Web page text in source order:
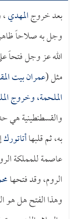
بعد خروجالمهدي
وجل به صلاحاً
الله عز وجل فتحاً
مثل (عمران بيت
الملحمة، وخروج
والقسطنطينية هي
به، ثم قلبهاأتاتورك
عاصمة للمملكة
الروم، وقد فتحها
وهذا الفتح هل هو